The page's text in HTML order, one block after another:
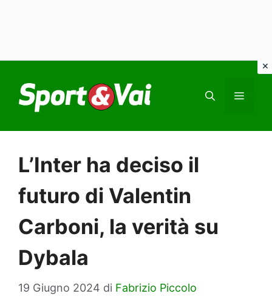
contenuto
L’Inter ha deciso il
futuro di Valentin
Carboni, la verità su
Dybala
19 Giugno 2024 di Fabrizio Piccolo